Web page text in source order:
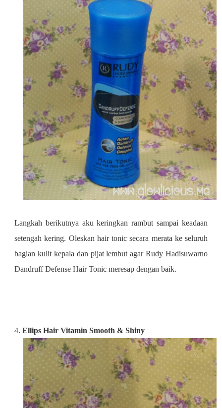
Langkah berikutnya aku keringkan rambut sampai keadaan
setengah kering. Oleskan hair tonic secara merata ke seluruh
bagian kulit kepala dan pijat lembut agarRudy Hadisuwarno
Dandruff Defense Hair Tonic meresap dengan baik.
4. Ellips Hair Vitamin Smooth & Shiny